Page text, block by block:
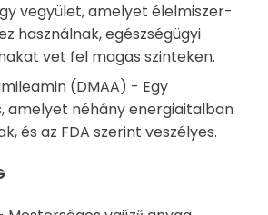
vegyület, amelyet élelmiszer-
használnak, egészségügyi
vet fel magas szinteken.
(DMAA) - Egy
amelyet néhány energiaitalban
és az FDA szerint veszélyes.